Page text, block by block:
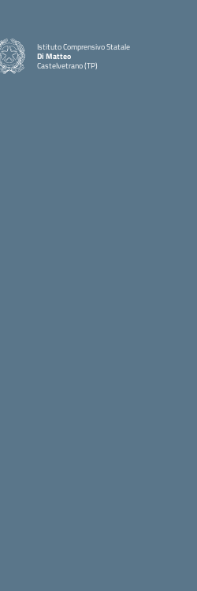
Istituto Comprensivo Statale
Di Matteo
Castelvetrano (TP)